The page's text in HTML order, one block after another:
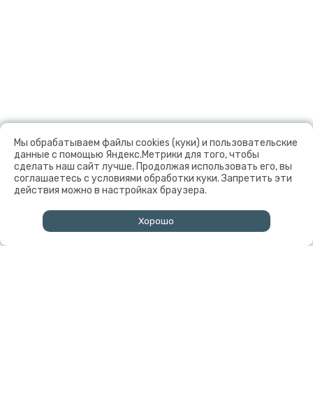
Мы обрабатываем файлы cookies (куки) и пользовательские
данные с помощью Яндекс.Метрики для того, чтобы
сделать наш сайт лучше. Продолжая использовать его, вы
соглашаетесь с условиями обработки куки. Запретить эти
действия можно в настройках браузера.
Хорошо